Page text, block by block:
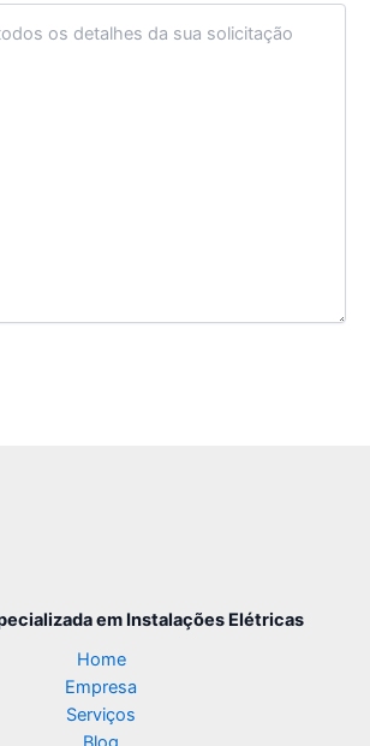
em Instalações Elétricas
Home
Empresa
Serviços